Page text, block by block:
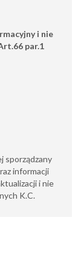
i nie
par.1
sporządzany
informacji
i nie
K.C.